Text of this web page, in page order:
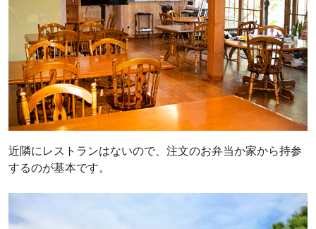
近隣にレストランはないので、注文のお弁当か家から持参
するのが基本です。